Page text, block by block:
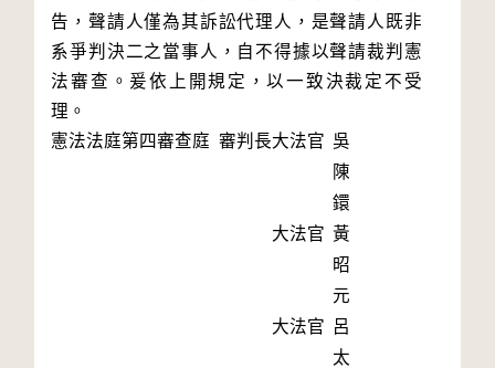
告，聲請人僅為其訴訟代理人，是聲請人既非
系爭判決二之當事人，自不得據以聲請裁判憲
法審查。爰依上開規定，以一致決裁定不受
理。
憲法法庭第四審查庭 審判長大法官 吳
陳
鐶
大法官 黃
昭
元
大法官 呂
太